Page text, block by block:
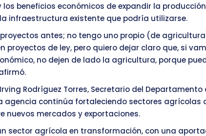
beneficios económicos de expandir la
infraestructura existente que podría utilizarse.
proyectos antes; no tengo uno propio (de
proyectos de ley, pero quiero dejar claro que, si
no dejen de lado la agricultura, porque
Rodríguez Torres, Secretario del
agencia continúa fortaleciendo sectores agrícolas
nuevos mercados y exportaciones.
sector agrícola en transformación, con una